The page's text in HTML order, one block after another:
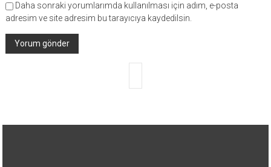
Daha sonraki yorumlarımda kullanılması için adım, e-posta
adresim ve site adresim bu tarayıcıya kaydedilsin.